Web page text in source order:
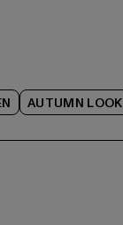
AUTUMN LOOK